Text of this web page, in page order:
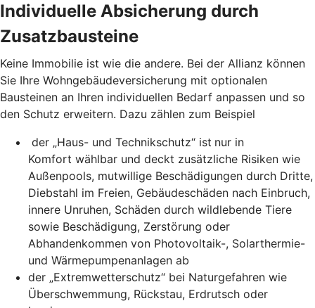
Individuelle Absicherung durch
Zusatzbausteine
Keine Immobilie ist wie die andere. Bei der Allianz können
Sie Ihre Wohngebäudeversicherung mit optionalen
Bausteinen an Ihren individuellen Bedarf anpassen und so
den Schutz erweitern. Dazu zählen zum Beispiel
der „Haus- und Technikschutz“ ist nur in
Komfort wählbar und deckt zusätzliche Risiken wie
Außenpools, mutwillige Beschädigungen durch Dritte,
Diebstahl im Freien, Gebäudeschäden nach Einbruch,
innere Unruhen, Schäden durch wildlebende Tiere
sowie Beschädigung, Zerstörung oder
Abhandenkommen von Photovoltaik-, Solarthermie-
und Wärmepumpenanlagen ab
der „Extremwetterschutz“ bei Naturgefahren wie
Überschwemmung, Rückstau, Erdrutsch oder